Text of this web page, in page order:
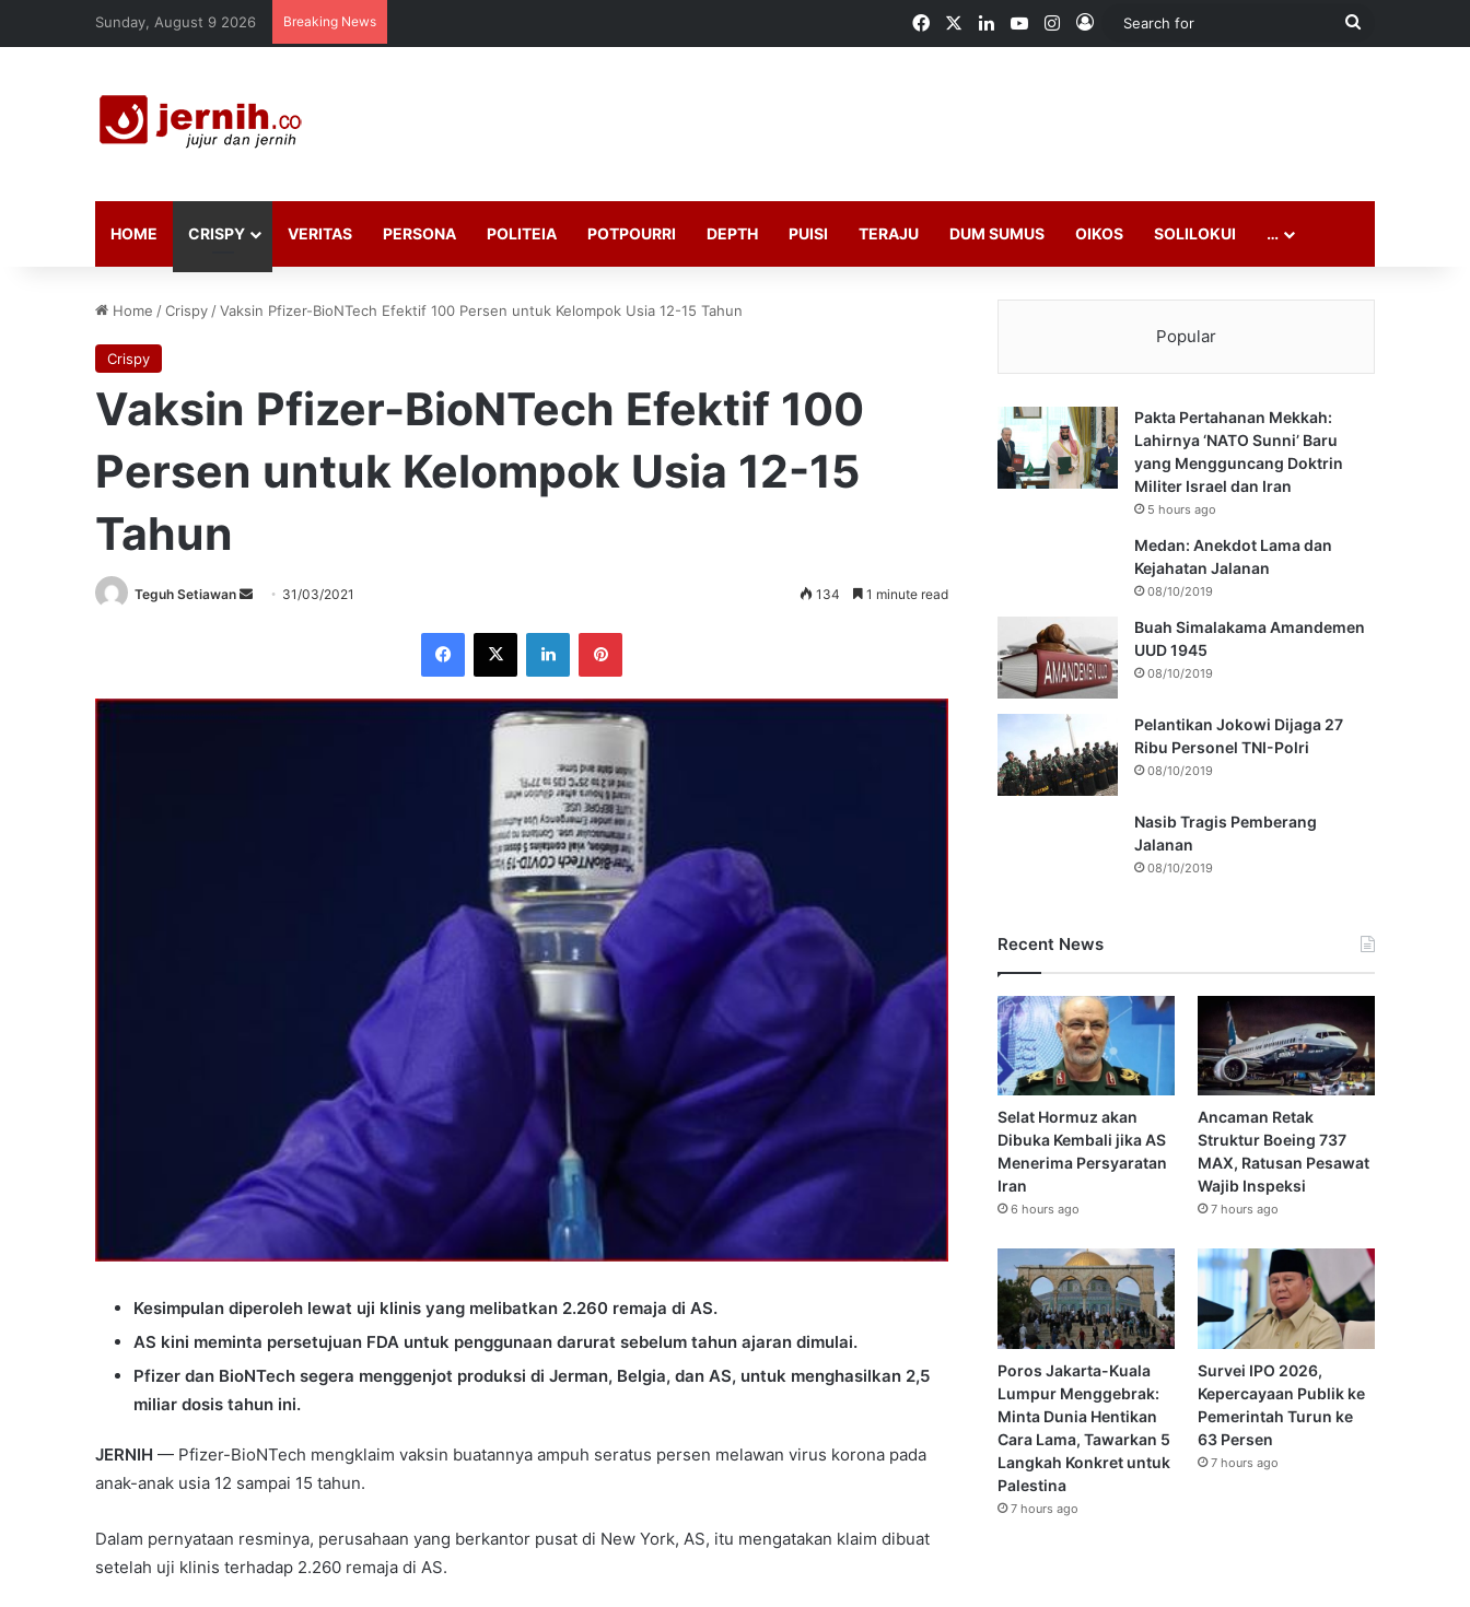
Sunday, August 9 2026 Breaking News FacebookLinkedInYouTubeInstagram
Log In
Search
HOME CRISPY VERITAS PERSONA POLITEIA POTPOURRI DEPTH PUISI TERAJU DUM SUMUS OIKOS SOLILOKUI …
Home /Crispy /Vaksin Pfizer-BioNTech Efektif 100 Persen untuk Kelompok Usia 12-15 Tahun
Crispy
Vaksin Pfizer-BioNTech Efektif 100
Persen untuk Kelompok Usia 12-15
Tahun
Teguh Setiawan
Send 31/03/2021 134 1 minute read
Facebook
X LinkedInPinterest
Kesimpulan diperoleh lewat uji klinis yang melibatkan 2.260 remaja di AS.
AS kini meminta persetujuan FDA untuk penggunaan darurat sebelum tahun ajaran dimulai.
Pfizer dan BioNTech segera menggenjot produksi di Jerman, Belgia, dan AS, untuk menghasilkan 2,5
miliar dosis tahun ini.
JERNIH — Pfizer-BioNTech mengklaim vaksin buatannya ampuh seratus persen melawan virus korona pada
anak-anak usia 12 sampai 15 tahun.
Dalam pernyataan resminya, perusahaan yang berkantor pusat di New York, AS, itu mengatakan klaim dibuat
setelah uji klinis terhadap 2.260 remaja di AS.
Popular
Pakta Pertahanan Mekkah:
Lahirnya ‘NATO Sunni’ Baru
yang Mengguncang Doktrin
Militer Israel dan Iran
5 hours ago
Medan: Anekdot Lama dan
Kejahatan Jalanan
08/10/2019
Buah Simalakama Amandemen
UUD 1945
08/10/2019
Pelantikan Jokowi Dijaga 27
Ribu Personel TNI-Polri
08/10/2019
Nasib Tragis Pemberang
Jalanan
08/10/2019
Recent News
Selat Hormuz akan
Dibuka Kembali jika AS
Menerima Persyaratan
Iran
6 hours ago
Ancaman Retak
Struktur Boeing 737
MAX, Ratusan Pesawat
Wajib Inspeksi
7 hours ago
Poros Jakarta-Kuala
Lumpur Menggebrak:
Minta Dunia Hentikan
Cara Lama, Tawarkan 5
Langkah Konkret untuk
Palestina
7 hours ago
Survei IPO 2026,
Kepercayaan Publik ke
Pemerintah Turun ke
63 Persen
7 hours ago